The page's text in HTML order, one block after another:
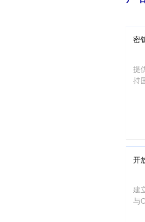
密
提
持
开
建
与